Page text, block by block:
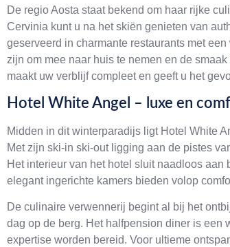
De regio Aosta staat bekend om haar rijke
Cervinia kunt u na het skiën genieten van
geserveerd in charmante restaurants met
zijn om mee naar huis te nemen en de
maakt uw verblijf compleet en geeft u het
Hotel White Angel – luxe en
Midden in dit winterparadijs ligt Hotel White
Met zijn ski-in ski-out ligging aan de pistes
Het interieur van het hotel sluit naadloos
elegant ingerichte kamers bieden volop
De culinaire verwennerij begint al bij het
dag op de berg. Het halfpension diner is een
expertise worden bereid. Voor ultieme